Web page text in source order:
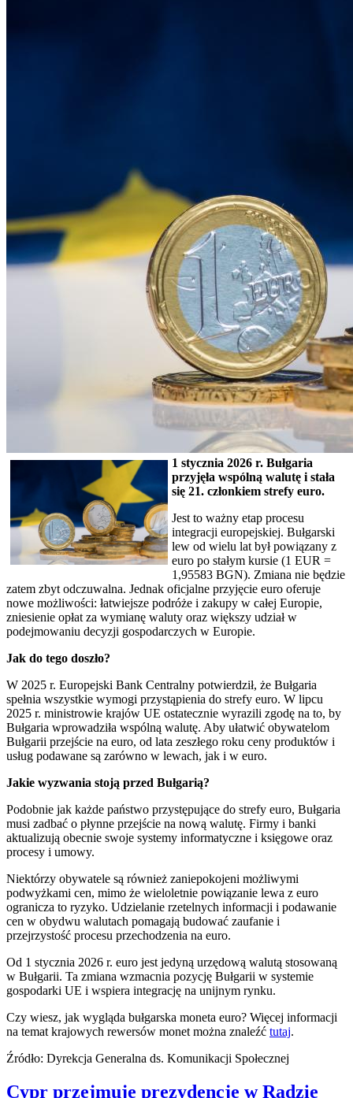
1 stycznia 2026 r. Bułgaria
przyjęła wspólną walutę i stała
się 21. członkiem strefy euro.
Jest to ważny etap procesu
integracji europejskiej. Bułgarski
lew od wielu lat był powiązany z
euro po stałym kursie (1 EUR =
1,95583 BGN). Zmiana nie będzie
zatem zbyt odczuwalna. Jednak oficjalne przyjęcie euro oferuje
nowe możliwości: łatwiejsze podróże i zakupy w całej Europie,
zniesienie opłat za wymianę waluty oraz większy udział w
podejmowaniu decyzji gospodarczych w Europie.
Jak do tego doszło?
W 2025 r. Europejski Bank Centralny potwierdził, że Bułgaria
spełnia wszystkie wymogi przystąpienia do strefy euro. W lipcu
2025 r. ministrowie krajów UE ostatecznie wyrazili zgodę na to, by
Bułgaria wprowadziła wspólną walutę. Aby ułatwić obywatelom
Bułgarii przejście na euro, od lata zeszłego roku ceny produktów i
usług podawane są zarówno w lewach, jak i w euro.
Jakie wyzwania stoją przed Bułgarią?
Podobnie jak każde państwo przystępujące do strefy euro, Bułgaria
musi zadbać o płynne przejście na nową walutę. Firmy i banki
aktualizują obecnie swoje systemy informatyczne i księgowe oraz
procesy i umowy.
Niektórzy obywatele są również zaniepokojeni możliwymi
podwyżkami cen, mimo że wieloletnie powiązanie lewa z euro
ogranicza to ryzyko. Udzielanie rzetelnych informacji i podawanie
cen w obydwu walutach pomagają budować zaufanie i
przejrzystość procesu przechodzenia na euro.
Od 1 stycznia 2026 r. euro jest jedyną urzędową walutą stosowaną
w Bułgarii. Ta zmiana wzmacnia pozycję Bułgarii w systemie
gospodarki UE i wspiera integrację na unijnym rynku.
Czy wiesz, jak wygląda bułgarska moneta euro? Więcej informacji
na temat krajowych rewersów monet można znaleźć tutaj.
Źródło: Dyrekcja Generalna ds. Komunikacji Społecznej
Cypr przejmuje prezydencję w Radzie